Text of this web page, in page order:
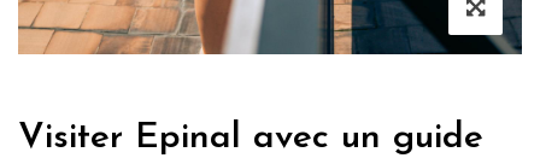
Visiter Epinal avec un guide